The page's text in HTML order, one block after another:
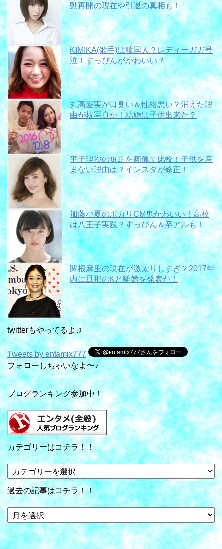
動再開の現在や引退の真相も！
KIMIKA(歌手)は韓国人？レディーガガ号
泣！すっぴんがかわいい？
丸高愛実が口臭い＆性格悪い？消えた理
由が枕写真か！結婚は子供出来た？
平子理沙の短足を画像で比較！子供を産
まない理由は？インスタが修正！
加藤小夏のポカリCM鬼かわいい！高校
は八王子実践？すっぴん＆卒アルも！
関根麻里の現在が激太りしすぎ？2017年
内に旦那のKと離婚を発表か！
twitterもやってるよ♫
Tweets by entamix777
フォローしちゃいなよ〜♪
ブログランキング参加中！
カテゴリーはコチラ！！
カ
テ
ゴ
リ
ー
は
コ
チ
過去の記事はコチラ！！
過
去
の
記